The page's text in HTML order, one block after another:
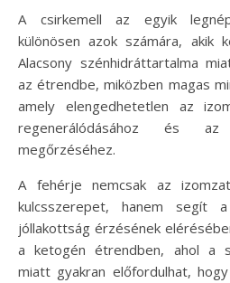
A csirkemell az egyik
különösen azok számára, akik
Alacsony szénhidráttartalma
az étrendbe, miközben magas
amely elengedhetetlen az
regenerálódásához és
megőrzéséhez.
A fehérje nemcsak az
kulcsszerepet, hanem segít
jóllakottság érzésének
a ketogén étrendben, ahol a
miatt gyakran előfordulhat,